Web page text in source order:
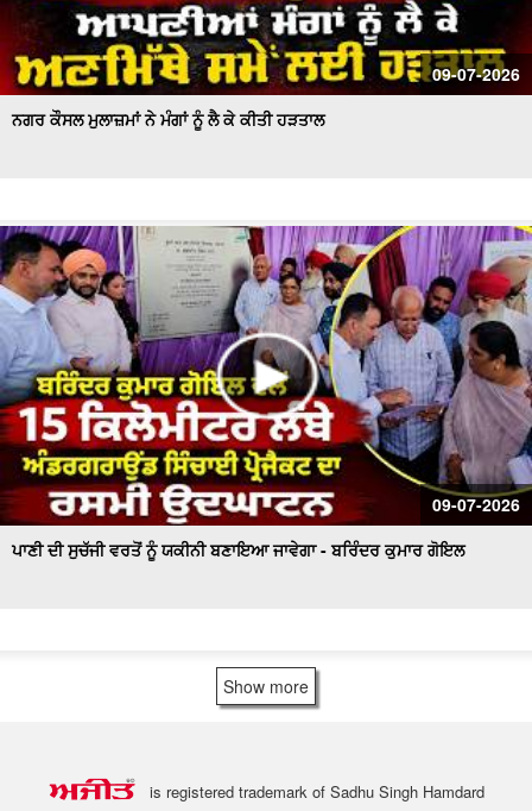
09-07-2026
ਨਗਰ ਕੌਸਲ ਮੁਲਾਜ਼ਮਾਂ ਨੇ ਮੰਗਾਂ ਨੂੰ ਲੈ ਕੇ ਕੀਤੀ ਹੜਤਾਲ
09-07-2026
ਪਾਣੀ ਦੀ ਸੁਚੱਜੀ ਵਰਤੋਂ ਨੂੰ ਯਕੀਨੀ ਬਣਾਇਆ ਜਾਵੇਗਾ - ਬਰਿੰਦਰ ਕੁਮਾਰ ਗੋਇਲ
Show more
is registered trademark of Sadhu Singh Hamdard